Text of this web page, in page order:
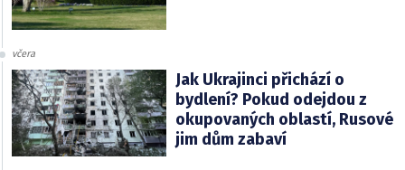
včera
Jak Ukrajinci přichází o
bydlení? Pokud odejdou z
okupovaných oblastí, Rusové
jim dům zabaví